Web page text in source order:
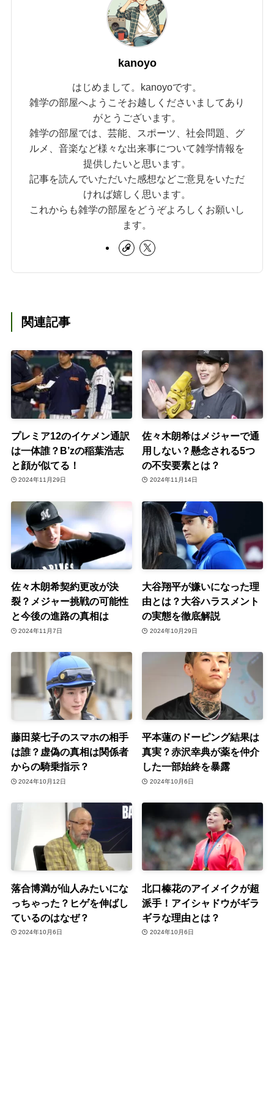
kanoyo
はじめまして。kanoyoです。
雑学の部屋へようこそお越しくださいましてあり
がとうございます。
雑学の部屋では、芸能、スポーツ、社会問題、グ
ルメ、音楽など様々な出来事について雑学情報を
提供したいと思います。
記事を読んでいただいた感想などご意見をいただ
ければ嬉しく思います。
これからも雑学の部屋をどうぞよろしくお願いし
ます。
関連記事
プレミア12のイケメン通訳
は一体誰？B’zの稲葉浩志
と顔が似てる！
2024年11月29日
佐々木朗希はメジャーで通
用しない？懸念される5つ
の不安要素とは？
2024年11月14日
佐々木朗希契約更改が決
裂？メジャー挑戦の可能性
と今後の進路の真相は
2024年11月7日
大谷翔平が嫌いになった理
由とは？大谷ハラスメント
の実態を徹底解説
2024年10月29日
藤田菜七子のスマホの相手
は誰？虚偽の真相は関係者
からの騎乗指示？
2024年10月12日
平本蓮のドーピング結果は
真実？赤沢幸典が薬を仲介
した一部始終を暴露
2024年10月6日
落合博満が仙人みたいにな
っちゃった？ヒゲを伸ばし
ているのはなぜ？
2024年10月6日
北口榛花のアイメイクが超
派手！アイシャドウがギラ
ギラな理由とは？
2024年10月6日